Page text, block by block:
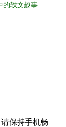
的轶文趣事
保持手机畅